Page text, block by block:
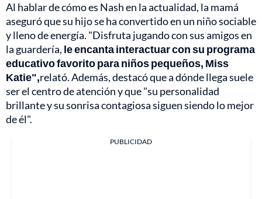
Al hablar de cómo es Nash en la actualidad, la mamá
aseguró que su hijo se ha convertido en un niño sociable
y lleno de energía. "Disfruta jugando con sus amigos en
la guardería, le encanta interactuar con su programa
educativo favorito para niños pequeños, Miss
Katie",relató. Además, destacó que a dónde llega suele
ser el centro de atención y que "su personalidad
brillante y su sonrisa contagiosa siguen siendo lo mejor
de él".
PUBLICIDAD